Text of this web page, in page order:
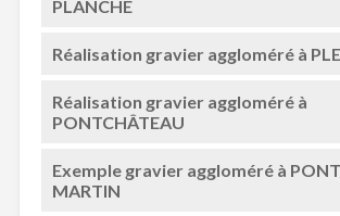
PLANCHE
Réalisation gravier aggloméré à
Réalisation gravier aggloméré à
PONTCHÂTEAU
Exemple gravier aggloméré à
MARTIN